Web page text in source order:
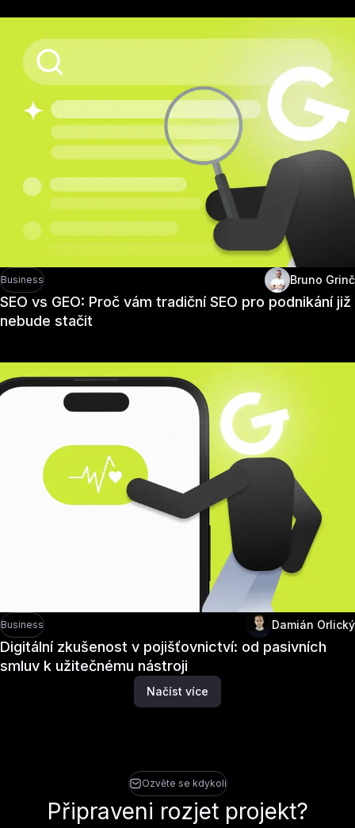
Business Bruno Grinč
SEO vs GEO: Proč vám tradiční SEO pro podnikání již
nebude stačit
Business Damián Orlický
Digitální zkušenost v pojišťovnictví: od pasivních
smluv k užitečnému nástroji
Načíst více
Ozvěte se kdykoli
Připraveni rozjet projekt?